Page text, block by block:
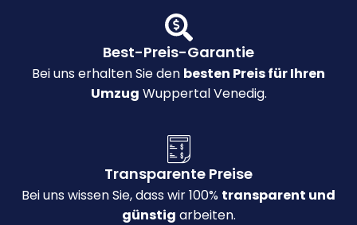
Best-Preis-Garantie
Bei uns erhalten Sie den besten Preis für Ihren
Umzug Wuppertal Venedig.
Transparente Preise
Bei uns wissen Sie, dass wir 100% transparent und
günstig arbeiten.